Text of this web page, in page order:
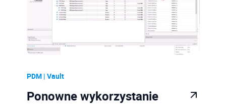
PDM | Vault
Ponowne wykorzystanie